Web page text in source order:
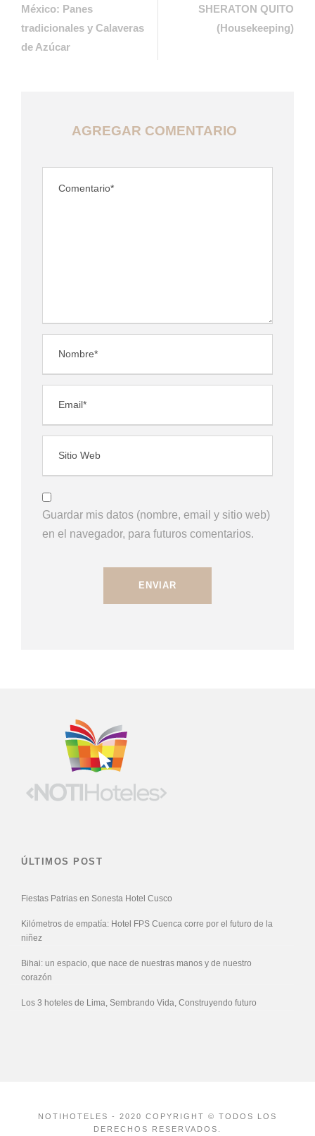
México: Panes
tradicionales y Calaveras
de Azúcar
SHERATON QUITO
(Housekeeping)
AGREGAR COMENTARIO
Guardar mis datos (nombre, email y sitio web)
en el navegador, para futuros comentarios.
ÚLTIMOS POST
Fiestas Patrias en Sonesta Hotel Cusco
Kilómetros de empatía: Hotel FPS Cuenca corre por el futuro de la
niñez
Bihai: un espacio, que nace de nuestras manos y de nuestro
corazón
Los 3 hoteles de Lima, Sembrando Vida, Construyendo futuro
NOTIHOTELES - 2020 COPYRIGHT © TODOS LOS
DERECHOS RESERVADOS.